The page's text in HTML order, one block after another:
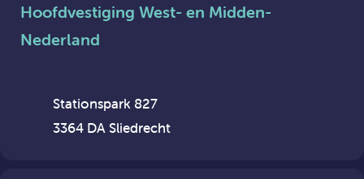
Hoofdvestiging West- en Midden-
Nederland
Stationspark 827
3364 DA Sliedrecht